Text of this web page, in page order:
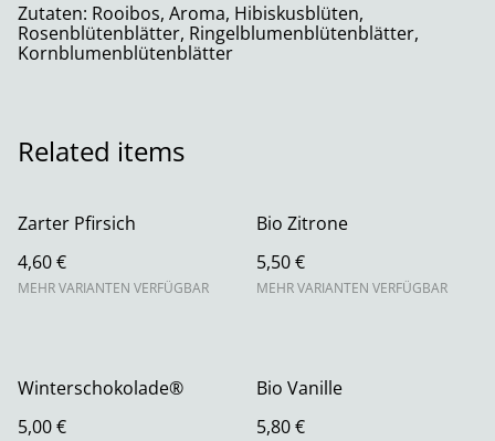
Zutaten: Rooibos, Aroma, Hibiskusblüten,
Rosenblütenblätter, Ringelblumenblütenblätter,
Kornblumenblütenblätter
Related items
Zarter Pfirsich
4,60 €
MEHR VARIANTEN VERFÜGBAR
Bio Zitrone
5,50 €
MEHR VARIANTEN VERFÜGBAR
Winterschokolade®
5,00 €
Bio Vanille
5,80 €